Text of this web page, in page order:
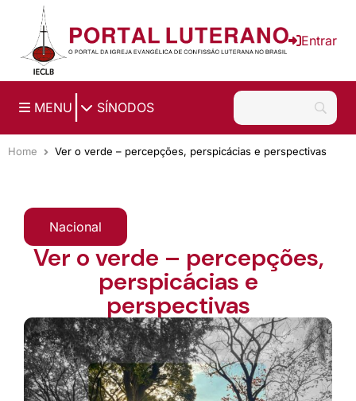
Ir para o conteúdo principal
Entrar
MENU SÍNODOS
Home Ver o verde – percepções, perspicácias e perspectivas
Nacional
Ver o verde – percepções,
perspicácias e
perspectivas